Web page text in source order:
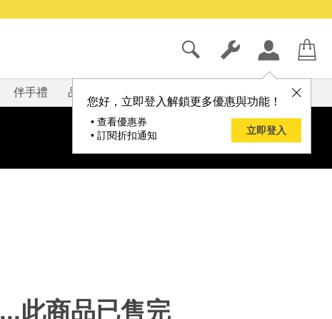
您好，立即登入解鎖更多優惠與功能！
• 查看優惠券
• 訂閱折扣通知
立即登入
伴手禮 品牌
...此商品已售完